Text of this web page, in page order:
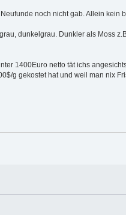
noch nicht gab. Allein kein
dunkelgrau. Dunkler als Moss
1400Euro netto tät ichs
g gekostet hat und weil man nix